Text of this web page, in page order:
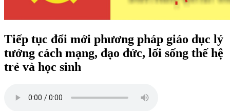
Tiếp tục đổi mới phương pháp giáo dục lý
tưởng cách mạng, đạo đức, lối sống thế hệ
trẻ và học sinh